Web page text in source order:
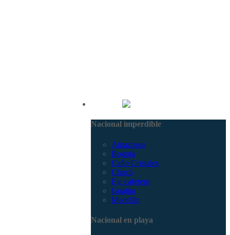
Nacional imperdible
Amazonas
Bogotá
Caño Cristales
Chocó
Eje cafetero
Guajira
Medellín
Nacional en playa